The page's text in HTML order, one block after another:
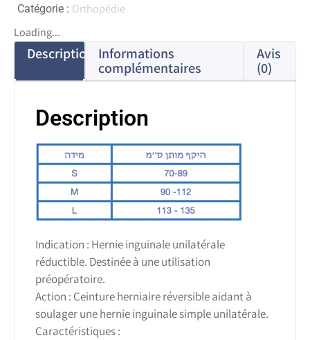
Catégorie : Orthopédie
Loading...
Description
Informations
complémentaires
Avis
(0)
Description
Indication : Hernie inguinale unilatérale
réductible. Destinée à une utilisation
préopératoire.
Action : Ceinture herniaire réversible aidant à
soulager une hernie inguinale simple unilatérale.
Caractéristiques :